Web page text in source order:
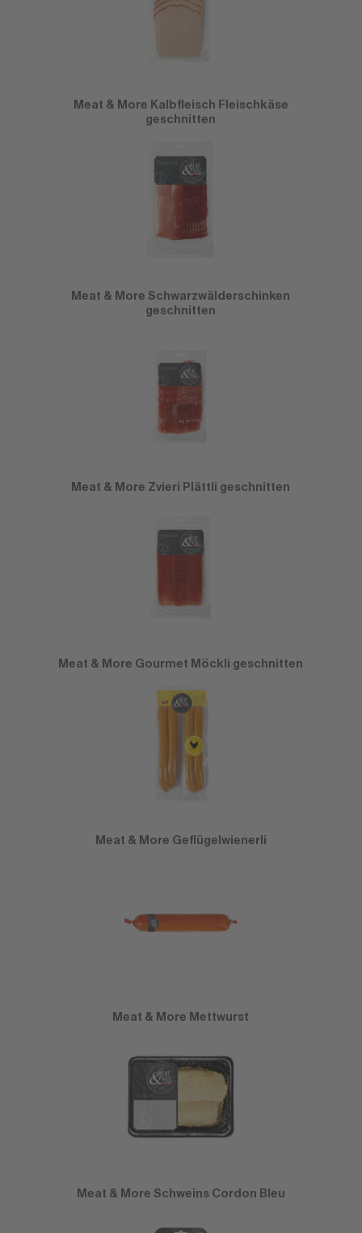
Meat & More Kalbfleisch Fleischkäse
geschnitten
Meat & More Schwarzwälderschinken
geschnitten
Meat & More Zvieri Plättli geschnitten
Meat & More Gourmet Möckli geschnitten
Meat & More Geflügelwienerli
Meat & More Mettwurst
Meat & More Schweins Cordon Bleu